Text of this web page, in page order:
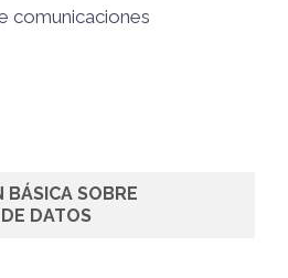
comunicaciones
BÁSICA SOBRE
DATOS